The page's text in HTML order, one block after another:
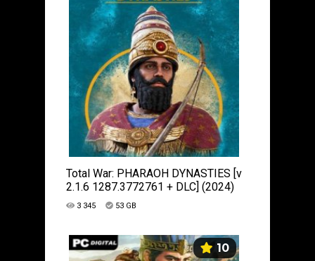
Total War: PHARAOH DYNASTIES [v
2.1.6 1287.3772761 + DLC] (2024)
PC | Лицензия
3 345 53 GB
10